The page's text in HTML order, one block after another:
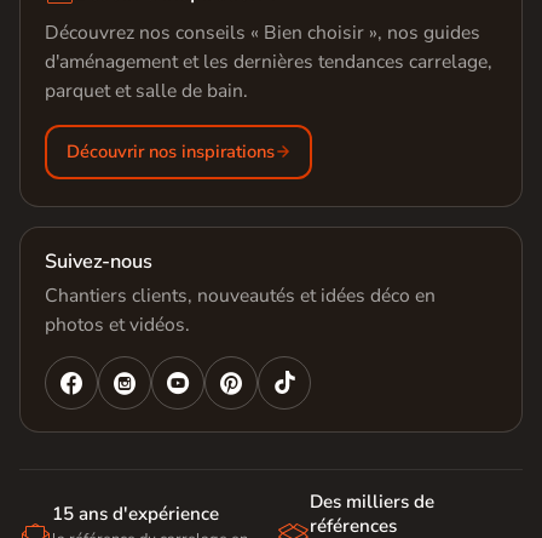
Découvrez nos conseils « Bien choisir », nos guides
d'aménagement et les dernières tendances carrelage,
parquet et salle de bain.
Découvrir nos inspirations
Suivez-nous
Chantiers clients, nouveautés et idées déco en
photos et vidéos.
   
15 ans d'expérience
Des milliers de
références